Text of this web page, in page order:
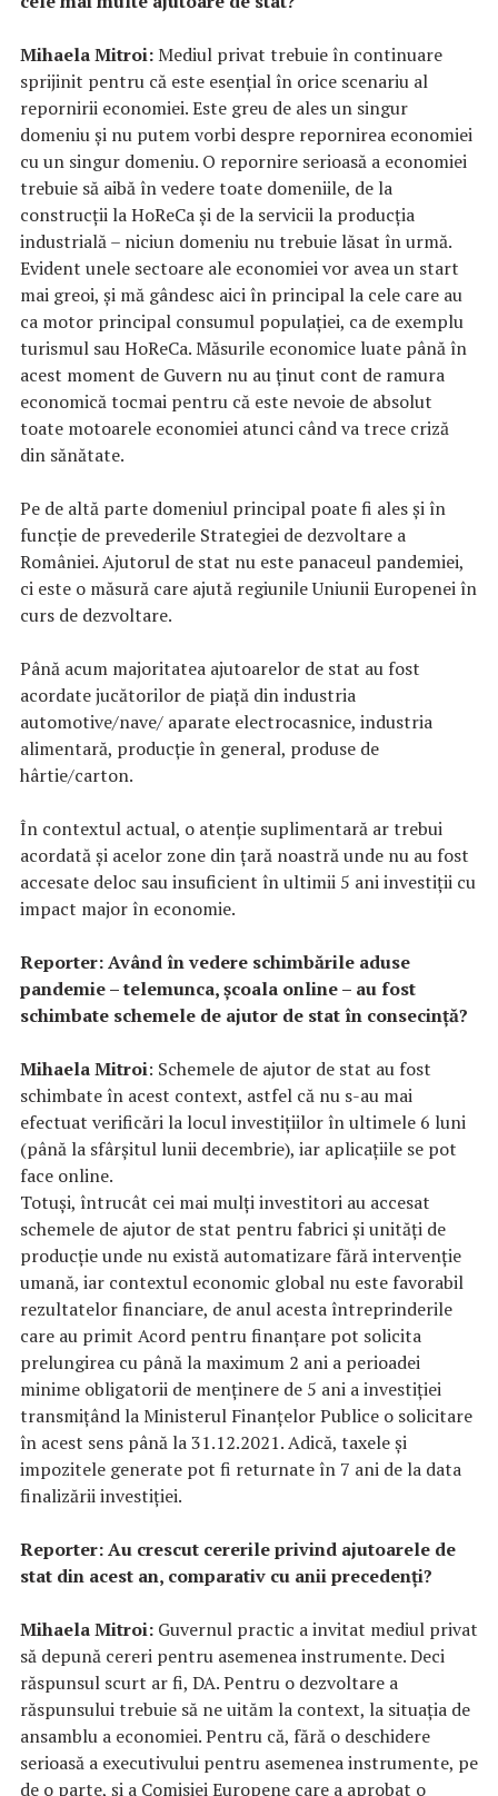
Mihaela Mitroi:Mediul privat trebuie în continuare
sprijinit pentru că este esențial în orice scenariu al
repornirii economiei. Este greu de ales un singur
domeniu și nu putem vorbi despre repornirea economiei
cu un singur domeniu. O repornire serioasă a economiei
trebuie să aibă în vedere toate domeniile, de la
construcții la HoReCa și de la servicii la producția
industrială – niciun domeniu nu trebuie lăsat în urmă.
Evident unele sectoare ale economiei vor avea un start
mai greoi, și mă gândesc aici în principal la cele care au
ca motor principal consumul populației, ca de exemplu
turismul sau HoReCa. Măsurile economice luate până în
acest moment de Guvern nu au ținut cont de ramura
economică tocmai pentru că este nevoie de absolut
toate motoarele economiei atunci când va trece criză
din sănătate.
Pe de altă parte domeniul principal poate fi ales și în
funcție de prevederile Strategiei de dezvoltare a
României. Ajutorul de stat nu este panaceul pandemiei,
ci este o măsură care ajută regiunile Uniunii Europenei în
curs de dezvoltare.
Până acum majoritatea ajutoarelor de stat au fost
acordate jucătorilor de piață din industria
automotive/nave/ aparate electrocasnice, industria
alimentară, producție în general, produse de
hârtie/carton.
În contextul actual, o atenție suplimentară ar trebui
acordată și acelor zone din țară noastră unde nu au fost
accesate deloc sau insuficient în ultimii 5 ani investiții cu
impact major în economie.
Reporter: Având în vedere schimbările aduse
pandemie – telemunca, școala online – au fost
schimbate schemele de ajutor de stat în consecință?
Mihaela Mitroi: Schemele de ajutor de stat au fost
schimbate în acest context, astfel că nu s-au mai
efectuat verificări la locul investițiilor în ultimele 6 luni
(până la sfârșitul lunii decembrie), iar aplicațiile se pot
face online.
Totuși, întrucât cei mai mulți investitori au accesat
schemele de ajutor de stat pentru fabrici și unități de
producție unde nu există automatizare fără intervenție
umană, iar contextul economic global nu este favorabil
rezultatelor financiare, de anul acesta întreprinderile
care au primit Acord pentru finanțare pot solicita
prelungirea cu până la maximum 2 ani a perioadei
minime obligatorii de menţinere de 5 ani a investiției
transmițând la Ministerul Finanţelor Publice o solicitare
în acest sens până la 31.12.2021. Adică, taxele și
impozitele generate pot fi returnate în 7 ani de la data
finalizării investiției.
Reporter: Au crescut cererile privind ajutoarele de
stat din acest an, comparativ cu anii precedenți?
Mihaela Mitroi: Guvernul practic a invitat mediul privat
să depună cereri pentru asemenea instrumente. Deci
răspunsul scurt ar fi, DA. Pentru o dezvoltare a
răspunsului trebuie să ne uităm la context, la situația de
ansamblu a economiei. Pentru că, fără o deschidere
serioasă a executivului pentru asemenea instrumente, pe
de o parte, și a Comisiei Europene care a aprobat o